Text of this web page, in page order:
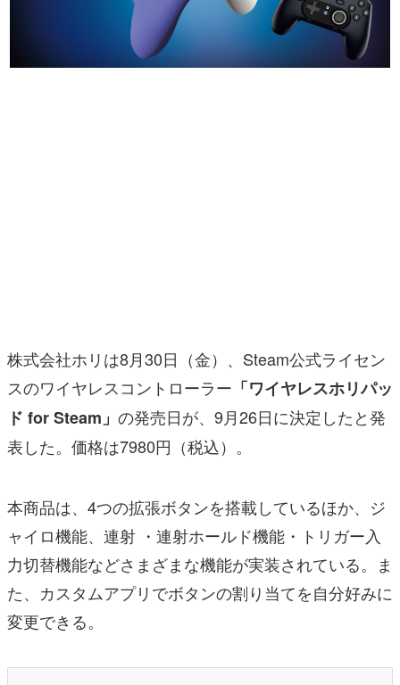
なんでゲームは面白い？
ゲーム開発者・hamatsu氏がゲームの魅力を画面や操作の
具体的な形から解き明かしていく、硬派で骨太な評論連載
その他
電ファミニコゲーマーとは？
運営：株式会社マレ
株式会社ホリは8月30日（金）、Steam公式ライセン
スのワイヤレスコントローラー 「ワイヤレスホリパッ
ド for Steam」 の発売日が、9月26日に決定したと発
表した。価格は7980円（税込）。
本商品は、4つの拡張ボタンを搭載しているほか、ジ
ャイロ機能、連射 ・連射ホールド機能・トリガー入
力切替機能などさまざまな機能が実装されている。ま
た、カスタムアプリでボタンの割り当てを自分好みに
変更できる。